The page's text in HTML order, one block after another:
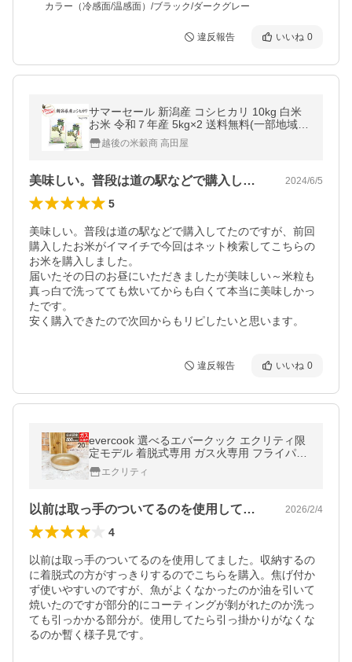
カラー（冷感面/温感面）/ブラック/ダークグレー
違反報告 いいね 0
サマーセール 新潟産 コシヒカリ 10kg 白米
お米 令和７年産 5kg×2 送料無料(一部地域を
除く) あすつく こしひかり
越後の米穀商 高田屋
美味しい。普段は道の駅などで購入してた… 2024/6/5
5
美味しい。普段は道の駅などで購入してたのですが、前回
購入したお米がイマイチで今回はネット検索してこちらの
お米を購入しました。
届いたその日のお昼にいただきましたが美味しい～米粒も
真っ白で洗ってても炊いてからも白くて本当に美味しかっ
たです。
安く購入できたので次回からもリピしたいと思います。
違反報告 いいね 0
evercook 選べるエバークック エクリティ限
定モデル 着脱式専用 ガス火専用 フライパン
20cm アイボリー EGDFP20IV ドウシシャ
エクリティ
以前は取っ手のついてるのを使用してまし… 2026/2/4
4
以前は取っ手のついてるのを使用してました。収納するの
に着脱式の方がすっきりするのでこちらを購入。焦げ付か
ず使いやすいのですが、魚がよくなかったのか油を引いて
焼いたのですが部分的にコーティングが剝がれたのか洗っ
ても引っかかる部分が。使用してたら引っ掛かりがなくな
るのか暫く様子見です。